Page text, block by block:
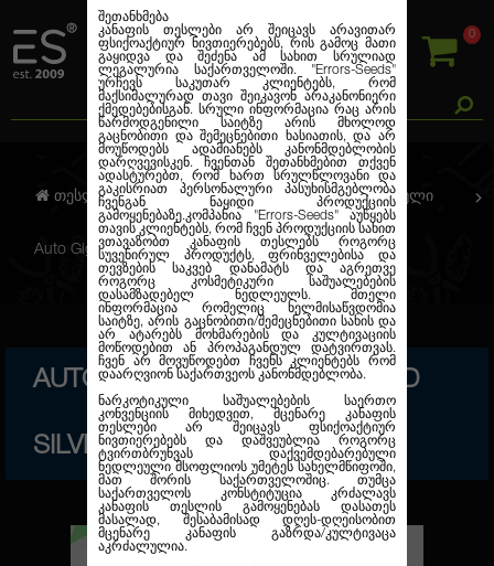
0
შეთანხმება
კანაფის თესლები არ შეიცავს არავითარ
ფსიქოაქტიურ ნივთიერებებს, რის გამოც მათი
გაყიდვა და შეძენა ამ სახით სრულიად
ლეგალურია საქართველოში. "Errors-Seeds"
ურჩევს საკუთარ კლიენტებს, რომ
მაქსიმალურად თავი შეიკავონ არაკანონიერი
ქმედებებისგან. სრული ინფორმაცია რაც არის
წარმოდგენილი საიტზე არის მხოლოდ
გაცნობითი და შემეცნებითი ხასიათის, და არ
მოუწოდებს ადამიანებს კანონმდებლობის
დარღვევისკენ. ჩვენთან შეთანხმებით თქვენ
ადასტურებთ, რომ ხართ სრულწლოვანი და
გაკისრიათ პერსონალური პასუხისმგებლობა
ჩვენგან ნაყიდი პროდუქციის
გამოყენებაზე.კომპანია
"Errors-Seeds" აუწყებს
თავის კლიენტებს, რომ ჩვენ პროდუქციის სახით
ვთავაზობთ კანაფის თესლებს როგორც
სუვენირულ პროდუქტს, ფრინველებისა და
თევზების საკვებ დანამატს და აგრეთვე
როგორც კოსმეტიკური საშუალებების
დასამზადებელ ნედლეულს. მთელი
ინფორმაცია რომელიც ხელმისაწვდომია
საიტზე, არის გაცნობითი/შემეცნებითი სახის და
არ ატარებს მოხმარების და კულტივაციის
მოწოდებით ან პროპაგანდულ დატვირთვას.
ჩვენ არ მოვუწოდებთ ჩვენს კლიენტებს რომ
დაარღვიონ საქართვეოს კანონმდებლობა.
ნარკოტიკული საშუალებების საერთო
კონვენციის მიხედვით, მცენარე კანაფის
თესლები არ შეიცავს ფსიქოაქტიურ
ნივთიერებებს და დაშვეუბლია როგორც
ტვირთბრუნვას დაქვემდებარებული
ნედლეული მსოფლიოს უმეტეს სახელმწიფოში,
მათ შორის საქართველოშიც. თუმცა
საქართველოს კონსტიტუცია კრძალავს
კანაფის თესლის გამოყენებას დასათეს
მასალად, შესაბამისად დღეს-დღეისობით
მცენარე კანაფის გაზრდა/კულტივაცა
აკრძალულია.
თესლების კანაფი ავტო. ფემინიზირებული
Auto Gigant Devil Feminised Silver
AUTO GIGANT DEVIL FEMINISED
SILVER